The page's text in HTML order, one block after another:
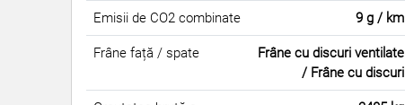
Emisii de CO2 combinate 9 g / km
Frâne față / spate
Frâne cu discuri ventilate
/ Frâne cu discuri